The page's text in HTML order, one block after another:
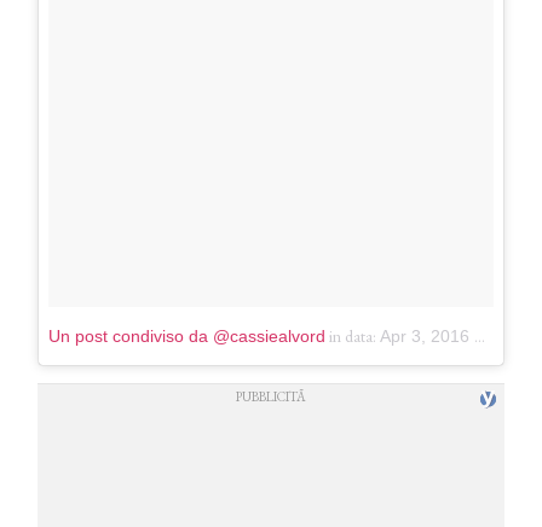
Un post condiviso da @cassiealvord in data: Apr 3, 2016 at 5:55 PDT